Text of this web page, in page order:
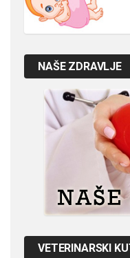
NAŠE ZDRAVLJE
VETERINARSKI